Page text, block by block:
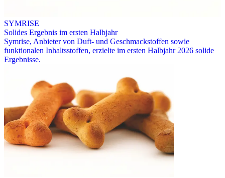
SYMRISE
Solides Ergebnis im ersten Halbjahr
Symrise, Anbieter von Duft- und Geschmackstoffen sowie
funktionalen Inhaltsstoffen, erzielte im ersten Halbjahr 2026 solide
Ergebnisse.